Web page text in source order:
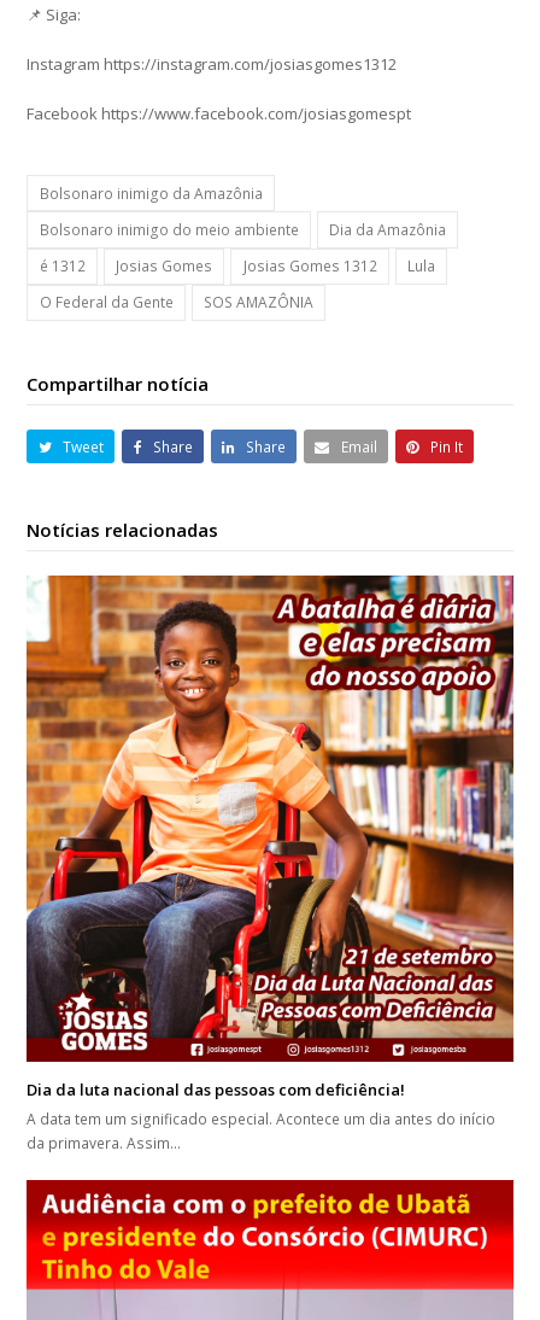
📌 Siga:
Instagram https://instagram.com/josiasgomes1312
Facebook https://www.facebook.com/josiasgomespt
Bolsonaro inimigo da Amazônia
Bolsonaro inimigo do meio ambiente
Dia da Amazônia
é 1312
Josias Gomes Josias Gomes 1312
Lula
O Federal da Gente
SOS AMAZÔNIA
Compartilhar notícia
Tweet Share Share Email Pin It
Notícias relacionadas
Dia da luta nacional das pessoas com deficiência!
A data tem um significado especial. Acontece um dia antes do início
da primavera. Assim…